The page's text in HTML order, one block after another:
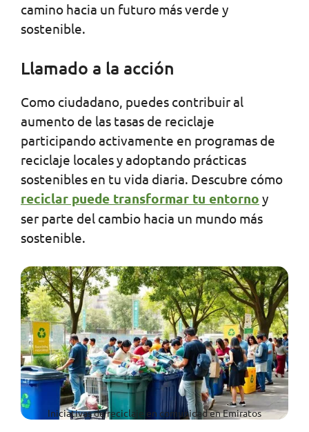
camino hacia un futuro más verde y
sostenible.
Llamado a la acción
Como ciudadano, puedes contribuir al
aumento de las tasas de reciclaje
participando activamente en programas de
reciclaje locales y adoptando prácticas
sostenibles en tu vida diaria. Descubre cómo
reciclar puede transformar tu entorno y
ser parte del cambio hacia un mundo más
sostenible.
Iniciativas de reciclaje en comunidad en Emiratos